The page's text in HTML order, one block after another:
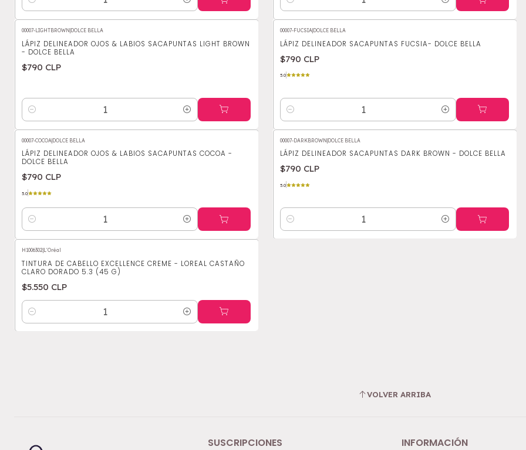
Cantidad Cantidad
00007-LIGHTBROWN DOLCE BELLA
LÁPIZ DELINEADOR OJOS & LABIOS SACAPUNTAS LIGHT BROWN
- DOLCE BELLA
$790 CLP
Cantidad
00007-FUCSIA| DOLCE BELLA
LÁPIZ DELINEADOR SACAPUNTAS FUCSIA- DOLCE BELLA
$790 CLP
5.0
Cantidad
00007-COCOA DOLCE BELLA
LÁPIZ DELINEADOR OJOS & LABIOS SACAPUNTAS COCOA -
DOLCE BELLA
$790 CLP
5.0
Cantidad
00007-DARKBROWN DOLCE BELLA
LÁPIZ DELINEADOR SACAPUNTAS DARK BROWN - DOLCE BELLA
$790 CLP
5.0
Cantidad
H1006302 L'Oréal
TINTURA DE CABELLO EXCELLENCE CREME - LOREAL CASTAÑO
CLARO DORADO 5.3 (45 G)
$5.550 CLP
Cantidad
VOLVER ARRIBA
SUSCRIPCIONES INFORMACIÓN